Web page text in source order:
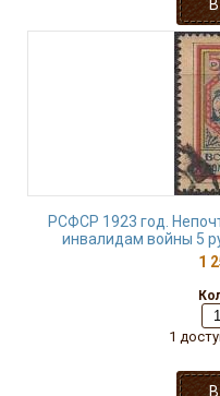
РСФСР 1923 год.
инвалидам войны 5
1
1